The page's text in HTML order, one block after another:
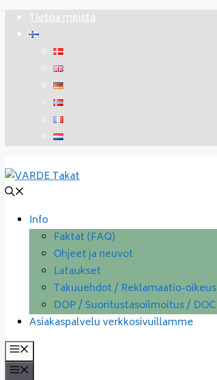
Siirry
sisältöön
Tietoa meistä
Info
Faktat (FAQ)
Ohjeet ja neuvot
Lataukset
Takuuehdot / Reklamaatio-oikeus
DOP / Suoritustasoilmoitus / DOC
Asiakaspalvelu verkkosivuillamme